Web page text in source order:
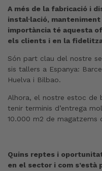
A més de la fabricació i
instal·lació,
importància té aquesta
els clients i en la
Són part clau del nostre
sis tallers a Espanya:
Huelva i Bilbao.
Alhora, el nostre estoc de
tenir terminis d’entrega
10.000 m2 de magatzems
Quins reptes i
en el sector i com s’està